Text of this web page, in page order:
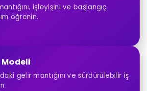
işleyişini ve başlangıç
öğrenin.
gelir mantığını ve sürdürülebilir iş